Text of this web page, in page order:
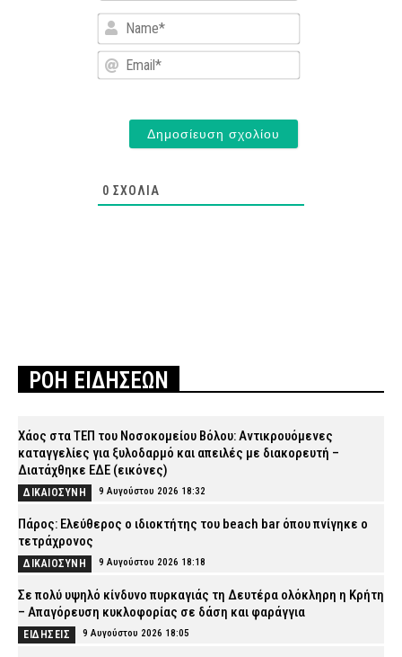
Name*
Email*
0 ΣΧΌΛΙΑ
ΡΟΗ ΕΙΔΗΣΕΩΝ
Χάος στα ΤΕΠ του Νοσοκομείου Βόλου: Αντικρουόμενες
καταγγελίες για ξυλοδαρμό και απειλές με διακορευτή –
Διατάχθηκε ΕΔΕ (εικόνες)
ΔΙΚΑΙΟΣΥΝΗ 9 Αυγούστου 2026 18:32
Πάρος: Ελεύθερος ο ιδιοκτήτης του beach bar όπου πνίγηκε ο
τετράχρονος
ΔΙΚΑΙΟΣΥΝΗ 9 Αυγούστου 2026 18:18
Σε πολύ υψηλό κίνδυνο πυρκαγιάς τη Δευτέρα ολόκληρη η Κρήτη
– Απαγόρευση κυκλοφορίας σε δάση και φαράγγια
ΕΙΔΗΣΕΙΣ 9 Αυγούστου 2026 18:05